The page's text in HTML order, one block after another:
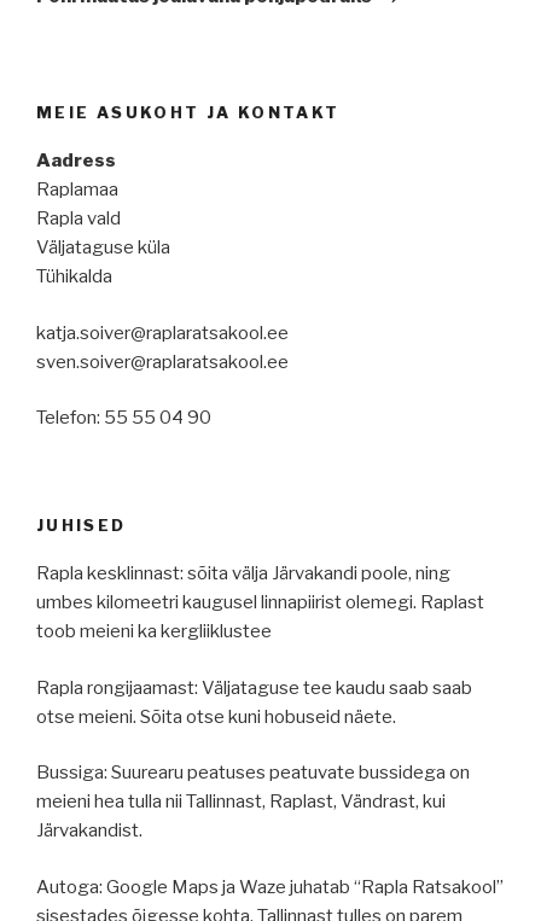
MEIE ASUKOHT JA KONTAKT
Aadress
Raplamaa
Rapla vald
Väljataguse küla
Tühikalda
katja.soiver@raplaratsakool.ee
sven.soiver@raplaratsakool.ee
Telefon: 55 55 04 90
JUHISED
Rapla kesklinnast: sõita välja Järvakandi poole, ning
umbes kilomeetri kaugusel linnapiirist olemegi. Raplast
toob meieni ka kergliiklustee
Rapla rongijaamast: Väljataguse tee kaudu saab saab
otse meieni. Sõita otse kuni hobuseid näete.
Bussiga: Suurearu peatuses peatuvate bussidega on
meieni hea tulla nii Tallinnast, Raplast, Vändrast, kui
Järvakandist.
Autoga: Google Maps ja Waze juhatab “Rapla Ratsakool”
sisestades õigesse kohta. Tallinnast tulles on parem